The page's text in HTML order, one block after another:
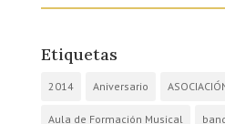
Etiquetas
2014 Aniversario
Aula de Formación Musical